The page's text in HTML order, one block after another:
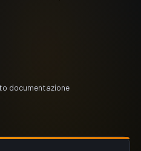
documentazione